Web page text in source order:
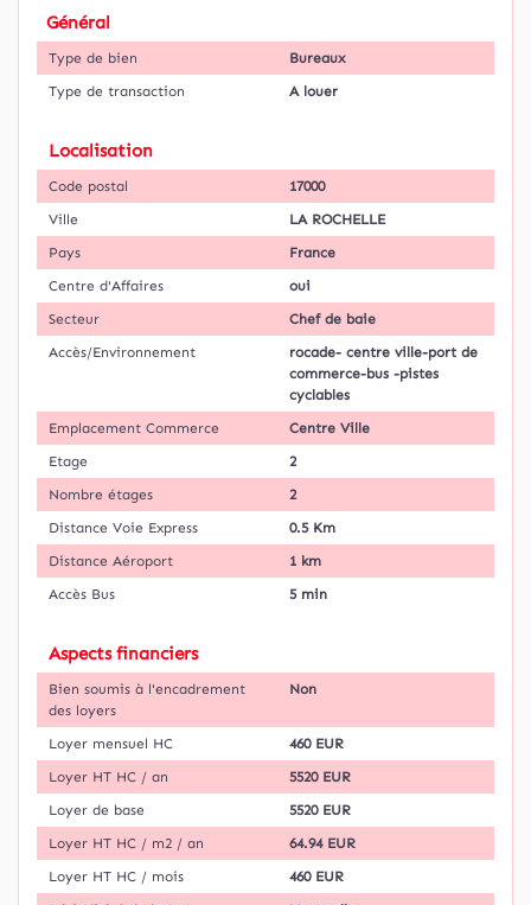
Général
Type de bien
Bureaux
Type de transaction
A louer
Localisation
Code postal
17000
Ville
LA ROCHELLE
Pays
France
Centre d'Affaires
oui
Secteur
Chef de baie
Accès/Environnement
rocade- centre ville-port de
commerce-bus -pistes
cyclables
Emplacement Commerce
Centre Ville
Etage
2
Nombre étages
2
Distance Voie Express
0.5 Km
Distance Aéroport
1 km
Accès Bus
5 min
Aspects financiers
Bien soumis à l'encadrement
des loyers
Non
Loyer mensuel HC
460 EUR
Loyer HT HC / an
5520 EUR
Loyer de base
5520 EUR
Loyer HT HC / m2 / an
64.94 EUR
Loyer HT HC / mois
460 EUR